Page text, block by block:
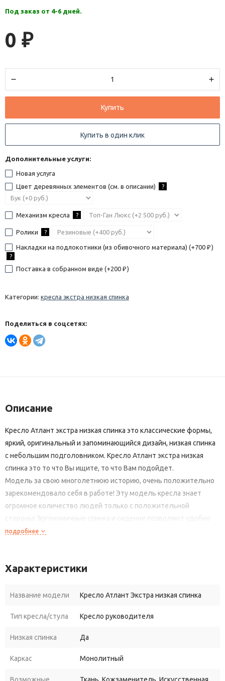
Под заказ от 4-6 дней.
0 ₽
Купить
Купить в один клик
Дополнительные услуги:
Новая услуга
Цвет деревянных элементов (см. в описании)
?
Механизм кресла ?
Ролики ?
Накладки на подлокотники (из обивочного материала) (+700 ₽ )
?
Поставка в собранном виде (+200 ₽ )
Категории: кресла экстра низкая спинка
Поделиться в соцсетях:
Описание
Кресло Атлант экстра низкая спинка это классические формы,
яркий, оригинальный и запоминающийся дизайн, низкая спинка
с небольшим подголовником. Кресло Атлант экстра низкая
спинка это то что Вы ищите, то что Вам подойдет.
Модель за свою многолетнюю историю, очень положительно
зарекомендовало себя в работе! Эту модель кресла знает
огромное количество людей только с положительной
стороны! Эргономичные спинка и сидение позволяют удобно
расположиться во время рабочего времени.
дополнительными модификациями, мультиблок, топ-ган люкс
подробнее
Характеристики
Название модели Кресло Атлант Экстра низкая спинка
Тип кресла/стула Кресло руководителя
Низкая спинка Да
Каркас Монолитный